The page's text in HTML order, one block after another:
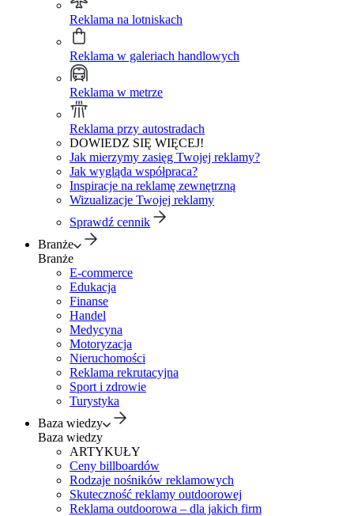
Reklama na lotniskach
Reklama w galeriach handlowych
Reklama w metrze
Reklama przy autostradach
DOWIEDZ SIĘ WIĘCEJ!
Jak mierzymy zasięg Twojej reklamy?
Jak wygląda współpraca?
Inspiracje na reklamę zewnętrzną
Wizualizacje Twojej reklamy
Sprawdź cennik
Branże
Branże
E-commerce
Edukacja
Finanse
Handel
Medycyna
Motoryzacja
Nieruchomości
Reklama rekrutacyjna
Sport i zdrowie
Turystyka
Baza wiedzy
Baza wiedzy
ARTYKUŁY
Ceny billboardów
Rodzaje nośników reklamowych
Skuteczność reklamy outdoorowej
Reklama outdoorowa – dla jakich firm